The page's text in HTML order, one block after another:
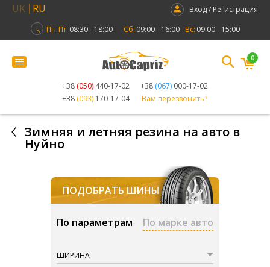
UK RU
Вход / Регистрация
Пн-Пт: 08:30 - 18:00 Сб: 09:00 - 16:00 Вс: 09:00 - 15:00
+38 (050) 440-17-02 +38 (067) 000-17-02
+38 (093) 170-17-04 Вам перезвонить?
0
Зимняя и летняя резина на авто в
Нуйно
ПОДОБРАТЬ ШИНЫ
По параметрам По марке авто
ШИРИНА